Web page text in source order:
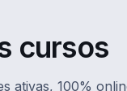
cursos
ativas, 100%